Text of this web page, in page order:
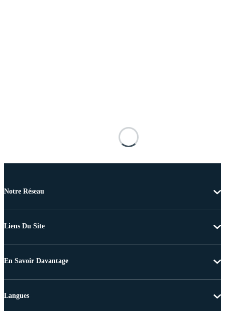
Notre Réseau
Liens Du Site
En Savoir Davantage
Langues